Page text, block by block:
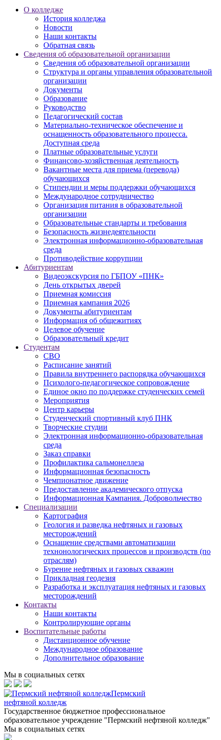
О колледже
История колледжа
Новости
Наши контакты
Обратная связь
Сведения об образовательной организации
Сведения об образовательной организации
Структура и органы управления образовательной
организации
Документы
Образование
Руководство
Педагогический состав
Материально-техническое обеспечение и
оснащенность образовательного процесса.
Доступная среда
Платные образовательные услуги
Финансово-хозяйственная деятельность
Вакантные места для приема (перевода)
обучающихся
Стипендии и меры поддержки обучающихся
Международное сотрудничество
Организация питания в образовательной
организации
Образовательные стандарты и требования
Безопасность жизнедеятельности
Электронная информационно-образовательная
среда
Противодействие коррупции
Абитуриентам
Видеоэкскурсия по ГБПОУ «ПНК»
День открытых дверей
Приемная комиссия
Приемная кампания 2026
Дoкументы абитуриентам
Информация об общежитиях
Целевое обучение
Образовательный кредит
Студентам
СВО
Расписание занятий
Правила внутреннего распорядка обучающихся
Психолого-педагогическое сопровождение
Единое окно по поддержке студенческих семей
Мероприятия
Центр карьеры
Студенческий спортивный клуб ПНК
Творческие студии
Электронная информационно-образовательная
среда
Заказ справки
Профилактика сальмонеллеза
Информационная безопасность
Чемпионатное движение
Предоставление академического отпуска
Информационная Кампания. Добровольчество
Специализации
Картография
Геология и разведка нефтяных и газовых
месторождений
Оснащение средствами автоматизации
технонологических процессов и производств (по
отраслям)
Бурение нефтяных и газовых скважин
Прикладная геодезия
Разработка и эксплуатация нефтяных и газовых
месторождений
Контакты
Наши контакты
Контролирующие органы
Воспитательные работы
Дистанционное обучение
Международное образование
Дополнительное образование
Мы в социальных сетях
Пермский
нефтяной колледж
Государственное бюджетное профессиональное
образовательное учреждение "Пермский нефтяной колледж"
Мы в социальных сетях